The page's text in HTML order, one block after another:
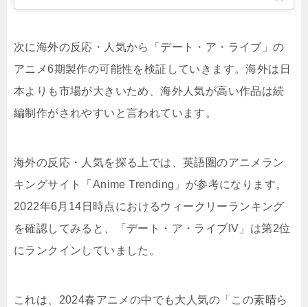
次に海外の反応・人気から「デート・ア・ライブ」の
アニメ6期製作の可能性を検証していきます。海外は日
本よりも市場が大きいため、海外人気が高い作品は続
編制作がされやすいと言われています。
海外の反応・人気を探る上では、英語圏のアニメラン
キングサイト「Anime Trending」が参考になります。
2022年6月14日時点におけるウィークリーランキング
を確認してみると、「デート・ア・ライブIV」は第2位
にランクインしていました。
これは、2024春アニメの中でも大人気の「この素晴ら